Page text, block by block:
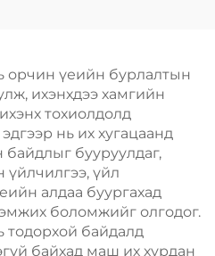
орчин үеийн бурлалтын
ихэнхдээ хамгийн
тохиолдолд
нь их хугацаанд
байдлыг бууруулдаг,
үйл
алдаа буургахад
боломжийг олгодог.
тодорхой байдалд
байхад маш их хурдан